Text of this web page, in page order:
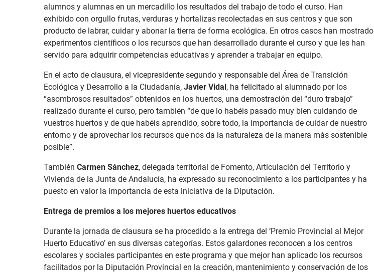
alumnos y alumnas en un mercadillo los resultados del trabajo de todo el curso. Han
exhibido con orgullo frutas, verduras y hortalizas recolectadas en sus centros y que son
producto de labrar, cuidar y abonar la tierra de forma ecológica. En otros casos han mostrado
experimentos científicos o los recursos que han desarrollado durante el curso y que les han
servido para adquirir competencias educativas y aprender a trabajar en equipo.
En el acto de clausura, el vicepresidente segundo y responsable del Área de Transición
Ecológica y Desarrollo a la Ciudadanía, Javier Vidal, ha felicitado al alumnado por los
“asombrosos resultados” obtenidos en los huertos, una demostración del “duro trabajo”
realizado durante el curso, pero también “de que lo habéis pasado muy bien cuidando de
vuestros huertos y de que habéis aprendido, sobre todo, la importancia de cuidar de nuestro
entorno y de aprovechar los recursos que nos da la naturaleza de la manera más sostenible
posible”.
También Carmen Sánchez, delegada territorial de Fomento, Articulación del Territorio y
Vivienda de la Junta de Andalucía, ha expresado su reconocimiento a los participantes y ha
puesto en valor la importancia de esta iniciativa de la Diputación.
Entrega de premios a los mejores huertos educativos
Durante la jornada de clausura se ha procedido a la entrega del ‘Premio Provincial al Mejor
Huerto Educativo’ en sus diversas categorías. Estos galardones reconocen a los centros
escolares y sociales participantes en este programa y que mejor han aplicado los recursos
facilitados por la Diputación Provincial en la creación, mantenimiento y conservación de los